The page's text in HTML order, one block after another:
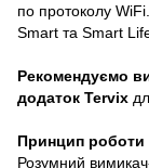
по протоколу
Smart та Smart
Рекомендуємо
додаток Tervix
Принцип роботи
Розумний